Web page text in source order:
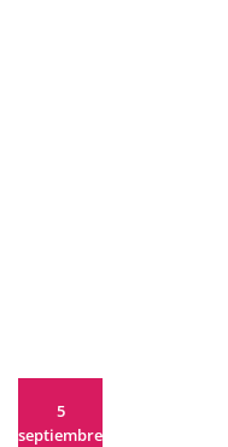
5
septiembre,